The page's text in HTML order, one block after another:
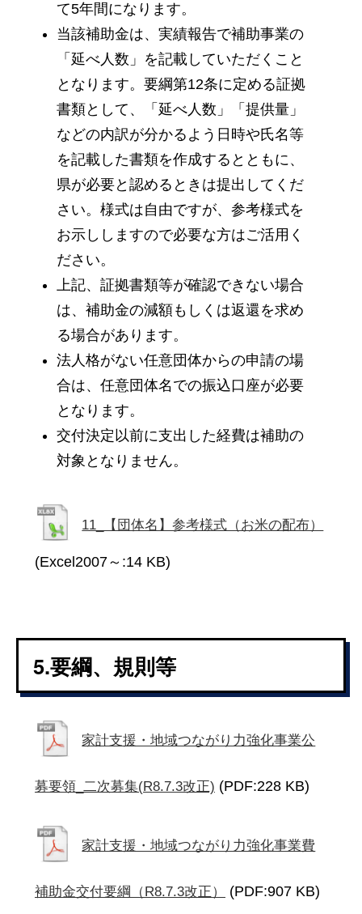
て5年間になります。
当該補助金は、実績報告で補助事業の
「延べ人数」を記載していただくこと
となります。要綱第12条に定める証拠
書類として、「延べ人数」「提供量」
などの内訳が分かるよう日時や氏名等
を記載した書類を作成するとともに、
県が必要と認めるときは提出してくだ
さい。様式は自由ですが、参考様式を
お示ししますので必要な方はご活用く
ださい。
上記、証拠書類等が確認できない場合
は、補助金の減額もしくは返還を求め
る場合があります。
法人格がない任意団体からの申請の場
合は、任意団体名での振込口座が必要
となります。
交付決定以前に支出した経費は補助の
対象となりません。
11_【団体名】参考様式（お米の配布）
(Excel2007～:14 KB)
5.要綱、規則等
家計支援・地域つながり力強化事業公
募要領_二次募集(R8.7.3改正) (PDF:228 KB)
家計支援・地域つながり力強化事業費
補助金交付要綱（R8.7.3改正） (PDF:907 KB)